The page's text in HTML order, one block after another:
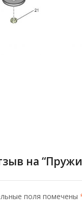
на
поля помечены